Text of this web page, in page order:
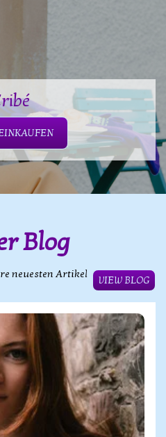
Blog
neuesten Artikel
VIEW BLOG